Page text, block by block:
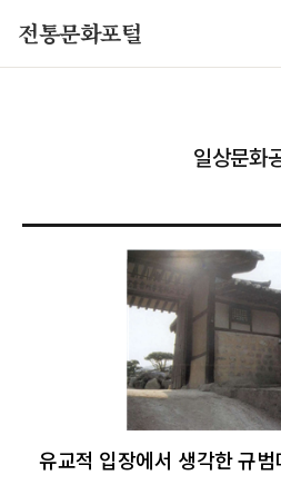
전통문화포털
일상문화
유교적 입장에서 생각한 규범